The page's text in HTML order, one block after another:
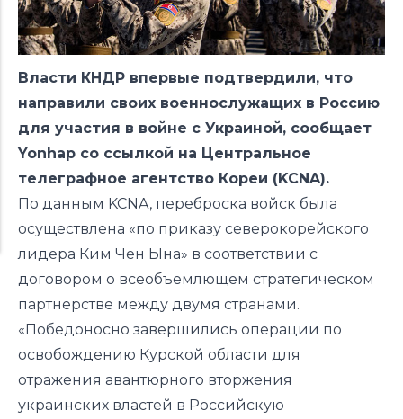
Власти КНДР впервые подтвердили, что
направили своих военнослужащих в Россию
для участия в войне с Украиной, сообщает
Yonhap со ссылкой на Центральное
телеграфное агентство Кореи (KCNA).
По данным KCNA, переброска войск была
осуществлена «по приказу северокорейского
лидера Ким Чен Ына» в соответствии с
договором о всеобъемлющем стратегическом
партнерстве между двумя странами.
«Победоносно завершились операции по
освобождению Курской области для
отражения авантюрного вторжения
украинских властей в Российскую